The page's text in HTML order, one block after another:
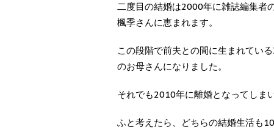
二度目の結婚は2000年に雑誌編集者
楓季さんに恵まれます。
この段階で前夫との間に生まれてい
のお母さんになりました。
それでも2010年に離婚となってしまい
ふと考えたら、どちらの結婚生活も10